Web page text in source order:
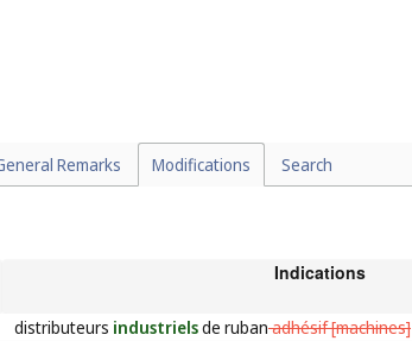
Remarks Modifications Search
Indications
distributeurs industrielsde rubanadhésif [machines]